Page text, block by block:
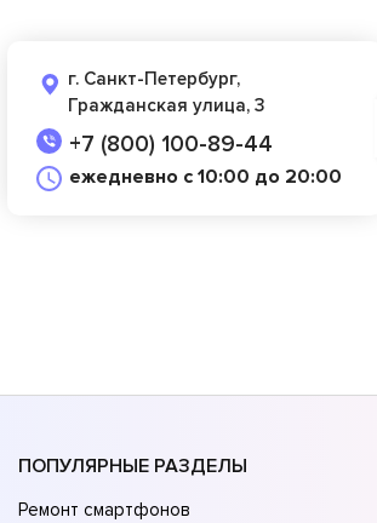
г. Санкт-Петербург,
Гражданская улица, 3
+7 (800) 100-89-44
ежедневно с 10:00 до 20:00
ПОПУЛЯРНЫЕ РАЗДЕЛЫ
Ремонт смартфонов